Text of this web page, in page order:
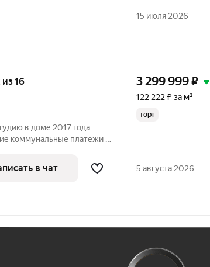
Дом сдан,
15 июля 2026
из 16
в доме 2017 года
коммунальные платежи В
"Мухина балка" Квартира
3 299 999₽
122 222 ₽ за м²
торг
в чат 5 августа 2026